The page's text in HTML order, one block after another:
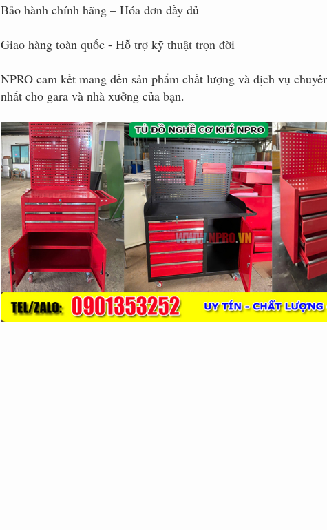
Bảo hành chính hãng – Hóa đơn đầy đủ
Giao hàng toàn quốc - Hỗ trợ kỹ thuật trọn đời
NPRO cam kết mang đến sản phẩm chất lượng và dịch vụ
nhất cho gara và nhà xưởng của bạn.